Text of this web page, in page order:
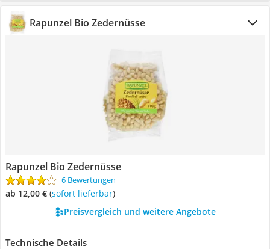
Rapunzel Bio Zedernüsse
Rapunzel Bio Zedernüsse
6 Bewertungen
ab 12,00 € ( Sofort lieferbar)
Preisvergleich und weitere Angebote
Technische Details